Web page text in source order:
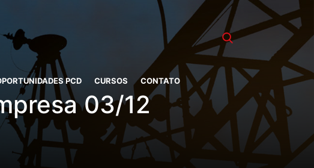
PCD CURSOS CONTATO
03/12